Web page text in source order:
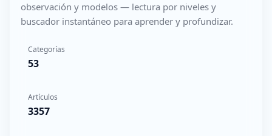
observación y modelos — lectura por niveles y
buscador instantáneo para aprender y profundizar.
Categorías
53
Artículos
3357